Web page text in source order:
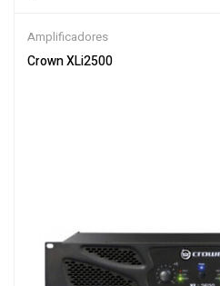
Amplificadores
Crown XLi2500